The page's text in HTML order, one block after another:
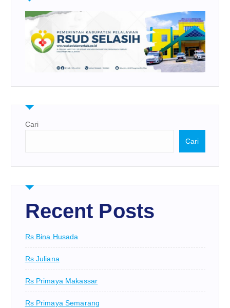
Cari
Cari
Recent Posts
Rs Bina Husada
Rs Juliana
Rs Primaya Makassar
Rs Primaya Semarang